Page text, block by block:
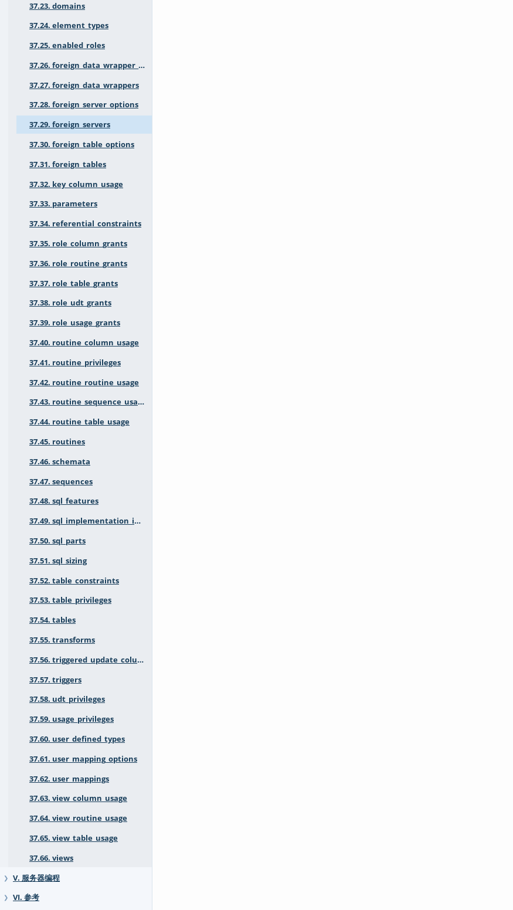
37.23. domains
37.24. element_types
37.25. enabled_roles
37.26. foreign_data_wrapper_options
37.27. foreign_data_wrappers
37.28. foreign_server_options
37.29. foreign_servers
37.30. foreign_table_options
37.31. foreign_tables
37.32. key_column_usage
37.33. parameters
37.34. referential_constraints
37.35. role_column_grants
37.36. role_routine_grants
37.37. role_table_grants
37.38. role_udt_grants
37.39. role_usage_grants
37.40. routine_column_usage
37.41. routine_privileges
37.42. routine_routine_usage
37.43. routine_sequence_usage
37.44. routine_table_usage
37.45. routines
37.46. schemata
37.47. sequences
37.48. sql_features
37.49. sql_implementation_info
37.50. sql_parts
37.51. sql_sizing
37.52. table_constraints
37.53. table_privileges
37.54. tables
37.55. transforms
37.56. triggered_update_columns
37.57. triggers
37.58. udt_privileges
37.59. usage_privileges
37.60. user_defined_types
37.61. user_mapping_options
37.62. user_mappings
37.63. view_column_usage
37.64. view_routine_usage
37.65. view_table_usage
37.66. views
❯ V. 服务器编程
❯ VI. 参考